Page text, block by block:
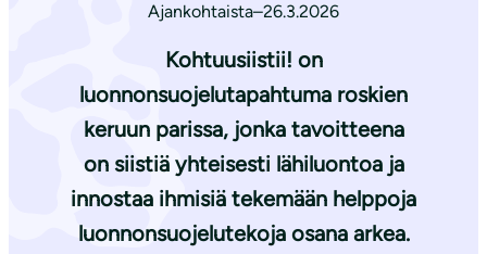
Ajankohtaista–26.3.2026
Kohtuusiistii! on
luonnonsuojelutapahtuma roskien
keruun parissa, jonka tavoitteena
on siistiä yhteisesti lähiluontoa ja
innostaa ihmisiä tekemään helppoja
luonnonsuojelutekoja osana arkea.